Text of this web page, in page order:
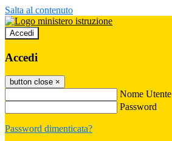
Salta al contenuto
Accedi
Accedi
button close ×
Nome Utente
Password
Password dimenticata?